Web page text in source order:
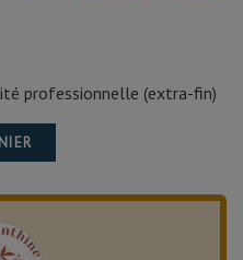
professionnelle (extra-fin)